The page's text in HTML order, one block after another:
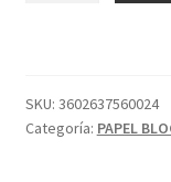
SKU: 3602637560024
Categoría: PAPEL